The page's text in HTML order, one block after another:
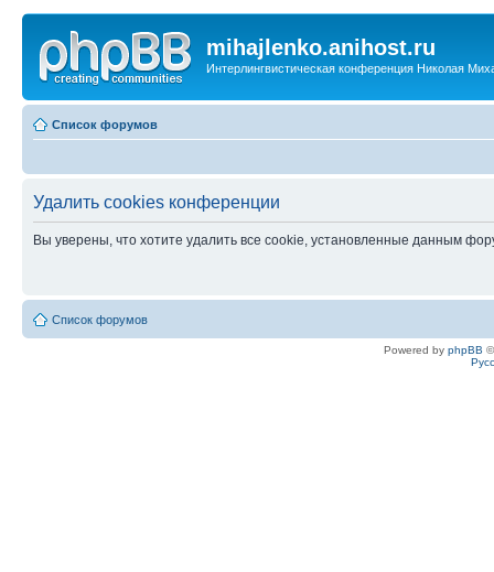
mihajlenko.anihost.ru
Интерлингвистическая конференция Николая
Список форумов
Удалить cookies конференции
Вы уверены, что хотите удалить все cookie, установленные данным
Список форумов
Powered by phpBB